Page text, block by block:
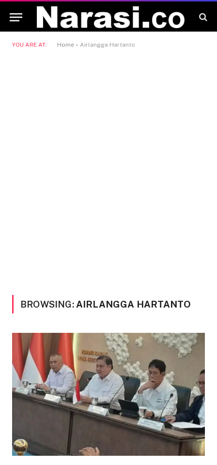
YOU ARE AT: Home » Airlangga Hartanto
BROWSING: AIRLANGGA HARTANTO